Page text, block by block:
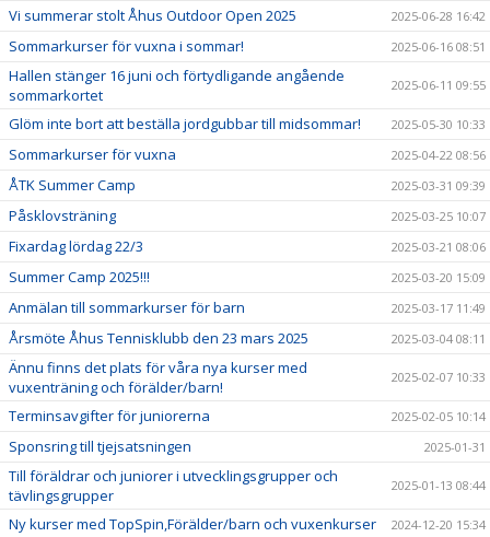
Vi summerar stolt Åhus Outdoor Open 2025 2025-06-28 16:42
Sommarkurser för vuxna i sommar! 2025-06-16 08:51
Hallen stänger 16 juni och förtydligande angående
sommarkortet
2025-06-11 09:55
Glöm inte bort att beställa jordgubbar till midsommar! 2025-05-30 10:33
Sommarkurser för vuxna 2025-04-22 08:56
ÅTK Summer Camp 2025-03-31 09:39
Påsklovsträning 2025-03-25 10:07
Fixardag lördag 22/3 2025-03-21 08:06
Summer Camp 2025!!! 2025-03-20 15:09
Anmälan till sommarkurser för barn 2025-03-17 11:49
Årsmöte Åhus Tennisklubb den 23 mars 2025 2025-03-04 08:11
Ännu finns det plats för våra nya kurser med
vuxenträning och förälder/barn!
2025-02-07 10:33
Terminsavgifter för juniorerna 2025-02-05 10:14
Sponsring till tjejsatsningen 2025-01-31
Till föräldrar och juniorer i utvecklingsgrupper och
tävlingsgrupper
2025-01-13 08:44
Ny kurser med TopSpin,Förälder/barn och vuxenkurser 2024-12-20 15:34